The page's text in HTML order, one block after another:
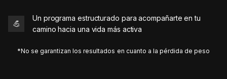
💪
Un programa estructurado para acompañarte en tu
camino hacia una vida más activa
*No se garantizan los resultados en cuanto a la pérdida de peso